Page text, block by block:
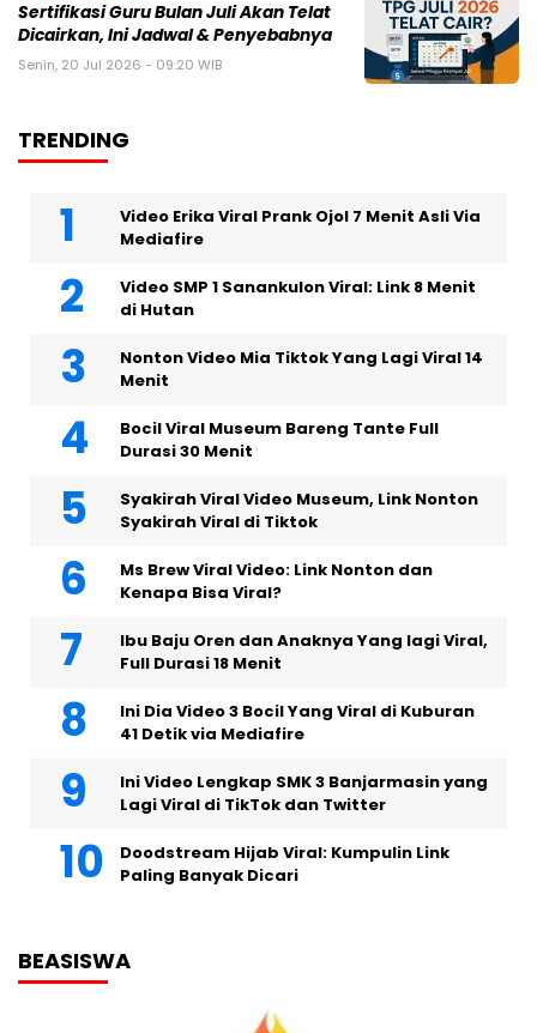
Sertifikasi Guru Bulan Juli Akan Telat
Dicairkan, Ini Jadwal & Penyebabnya
Senin, 20 Jul 2026 - 09:20 WIB
TRENDING
Video Erika Viral Prank Ojol 7 Menit Asli Via
Mediafire
Video SMP 1 Sanankulon Viral: Link 8 Menit
di Hutan
Nonton Video Mia Tiktok Yang Lagi Viral 14
Menit
Bocil Viral Museum Bareng Tante Full
Durasi 30 Menit
Syakirah Viral Video Museum, Link Nonton
Syakirah Viral di Tiktok
Ms Brew Viral Video: Link Nonton dan
Kenapa Bisa Viral?
Ibu Baju Oren dan Anaknya Yang lagi Viral,
Full Durasi 18 Menit
Ini Dia Video 3 Bocil Yang Viral di Kuburan
41 Detik via Mediafire
Ini Video Lengkap SMK 3 Banjarmasin yang
Lagi Viral di TikTok dan Twitter
Doodstream Hijab Viral: Kumpulin Link
Paling Banyak Dicari
BEASISWA